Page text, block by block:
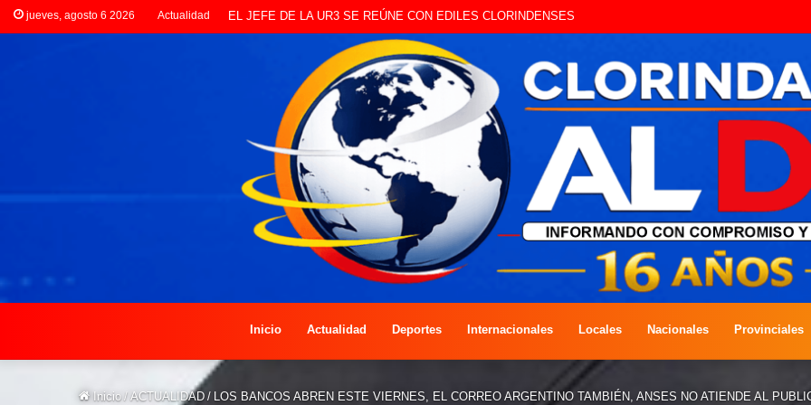
jueves, agosto 6 2026 Actualidad LANZAN INSCRIPCIONES PARA COMPETENCIA DE PESCA EN COSTAS DEL RÍO PARAGUAY
Inicio Actualidad Deportes Internacionales Locales Nacionales Provinciales
Inicio / ACTUALIDAD / LOS BANCOS ABREN ESTE VIERNES, EL CORREO ARGENTINO TAMBIÉN, ANSES NO ATIENDE AL